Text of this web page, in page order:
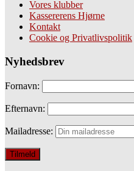
Vores klubber
Kassererens Hjørne
Kontakt
Cookie og Privatlivspolitik
Nyhedsbrev
Fornavn:
Efternavn:
Mailadresse: